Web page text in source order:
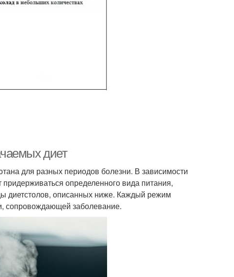
диет
для разных периодов болезни. В зависимости
определенного вида питания,
диетстолов, описанных ниже. Каждый режим
сопровождающей заболевание.